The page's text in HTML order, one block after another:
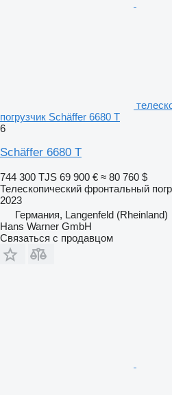
погрузчик Schäffer 6680 T
6
Schäffer 6680 T
744 300 TJS 69 900 € ≈ 80 760 $
Телескопический фронтальный
2023
Германия, Langenfeld (Rheinland)
Hans Warner GmbH
Связаться с продавцом